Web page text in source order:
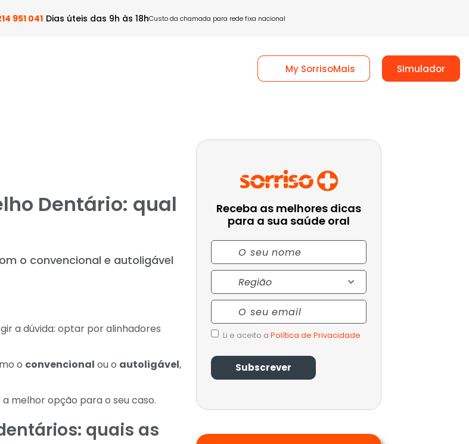
951 041 Dias úteis das 9h às 18hCusto da chamada para rede fixa nacional
My SorrisoMais Simulador
Dentário: qual
o convencional e autoligável
a dúvida: optar por alinhadores
o convencional ou o autoligável,
melhor opção para o seu caso.
quais as
Receba as melhores dicas
para a sua saúde oral
Nome
Região
Email
Política
Privacidade
Li e aceito aPolítica de Privacidade